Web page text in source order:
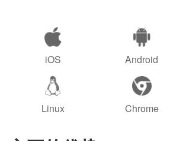
iOS Android
Linux Chrome